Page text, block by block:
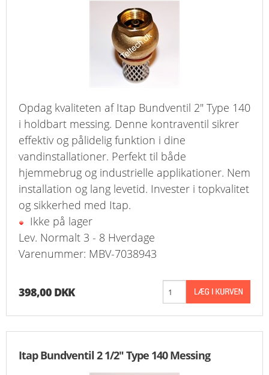
Opdag kvaliteten af Itap Bundventil 2" Type 140
i holdbart messing. Denne kontraventil sikrer
effektiv og pålidelig funktion i dine
vandinstallationer. Perfekt til både
hjemmebrug og industrielle applikationer. Nem
installation og lang levetid. Invester i topkvalitet
og sikkerhed med Itap.
Ikke på lager
Lev. Normalt 3 - 8 Hverdage
Varenummer: MBV-7038943
398,00 DKK
Itap Bundventil 2 1/2" Type 140 Messing